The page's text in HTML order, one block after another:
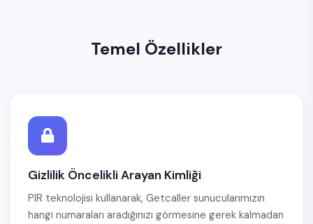
Temel Özellikler
Gizlilik Öncelikli Arayan Kimliği
PIR teknolojisi kullanarak, Getcaller sunucularımızın
hangi numaraları aradığınızı görmesine gerek kalmadan